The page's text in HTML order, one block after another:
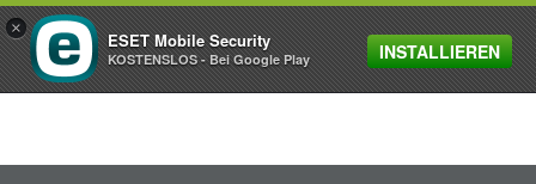
MENU
×
ESET Mobile Security
KOSTENSLOS - Bei Google Play INSTALLIEREN